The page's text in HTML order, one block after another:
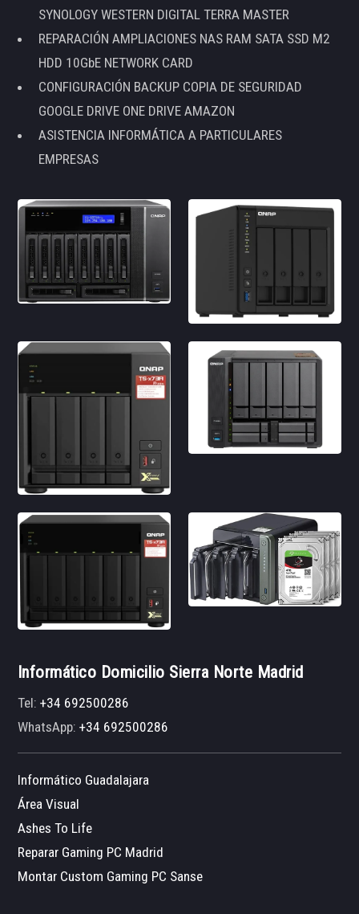
SYNOLOGY WESTERN DIGITAL TERRA MASTER
REPARACIÓN AMPLIACIONES NAS RAM SATA SSD M2
HDD 10GbE NETWORK CARD
CONFIGURACIÓN BACKUP COPIA DE SEGURIDAD
GOOGLE DRIVE ONE DRIVE AMAZON
ASISTENCIA INFORMÁTICA A PARTICULARES
EMPRESAS
Informático Domicilio Sierra Norte Madrid
Tel:+34 692500286
WhatsApp:+34 692500286
Informático Guadalajara
Área Visual
Ashes To Life
Reparar Gaming PC Madrid
Montar Custom Gaming PC Sanse